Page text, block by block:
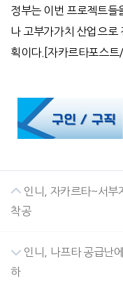
정부는 이번 프로젝트들
나 고부가가치 산업으로
획이다.[자카르타포스트/
인니, 자카르타~서부
착공
인니, 나프타 공급난
하